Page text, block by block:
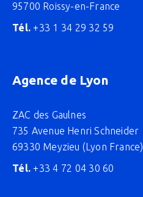
95700 Roissy-en-France
Tél. +33 1 34 29 32 59
Agence de Lyon
ZAC des Gaulnes
735 Avenue Henri Schneider
69330 Meyzieu (Lyon France)
Tél. +33 4 72 04 30 60